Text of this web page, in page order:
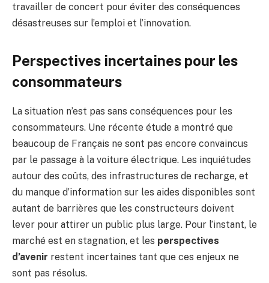
travailler de concert pour éviter des conséquences
désastreuses sur l’emploi et l’innovation.
Perspectives incertaines pour les
consommateurs
La situation n’est pas sans conséquences pour les
consommateurs. Une récente étude a montré que
beaucoup de Français ne sont pas encore convaincus
par le passage à la voiture électrique. Les inquiétudes
autour des coûts, des infrastructures de recharge, et
du manque d’information sur les aides disponibles sont
autant de barrières que les constructeurs doivent
lever pour attirer un public plus large. Pour l’instant, le
marché est en stagnation, et les perspectives
d’avenir restent incertaines tant que ces enjeux ne
sont pas résolus.